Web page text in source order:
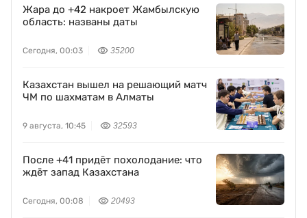
Жара до +42 накроет Жамбылскую
область: названы даты
Сегодня, 00:03 35200
Казахстан вышел на решающий матч
ЧМ по шахматам в Алматы
9 августа, 10:45 32593
После +41 придёт похолодание: что
ждёт запад Казахстана
Сегодня, 00:08 20493